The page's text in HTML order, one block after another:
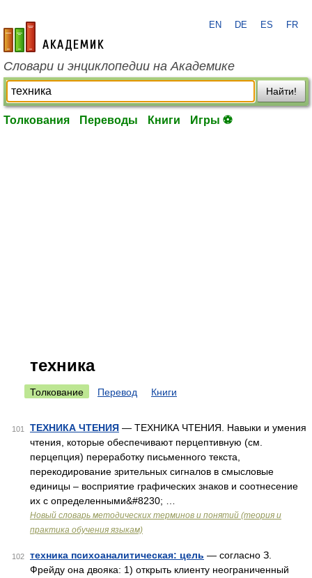
academic.ru
EN DE ES FR
Словари и энциклопедии на Академике
Найти!
Толкования Переводы Книги Игры ⚽
техника
Толкование Перевод Книги
101 ТЕХНИКА ЧТЕНИЯ — ТЕХНИКА ЧТЕНИЯ. Навыки и умения
чтения, которые обеспечивают перцептивную (см.
перцепция) переработку письменного текста,
перекодирование зрительных сигналов в смысловые
единицы – восприятие графических знаков и соотнесение
их с определенными&#8230; …
Новый словарь методических терминов и понятий (теория и
практика обучения языкам)
102 техника психоаналитическая: цель — согласно З.
Фрейду она двояка: 1) открыть клиенту неограниченный